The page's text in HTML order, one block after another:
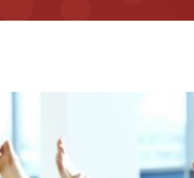
PRESSOTERAPIA
ENDERMOLOGIA